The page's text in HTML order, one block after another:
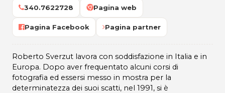
340.7622728 Pagina web
Pagina Facebook Pagina partner
Roberto Sverzut lavora con soddisfazione in Italia e in
Europa. Dopo aver frequentato alcuni corsi di
fotografia ed essersi messo in mostra per la
determinatezza dei suoi scatti, nel 1991, si è